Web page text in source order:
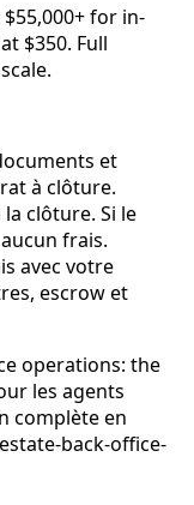
for in-
$350. Full
et
à clôture.
clôture. Si le
frais.
avec votre
escrow et
operations: the
les agents
complète en
back-office-